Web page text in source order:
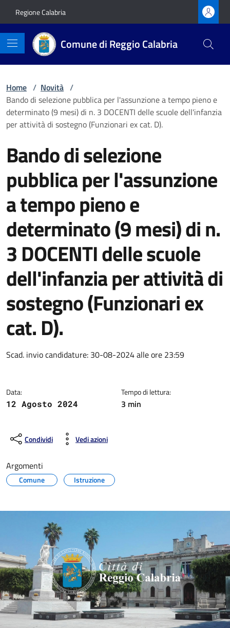
Regione Calabria
Comune di Reggio Calabria
Home / Novità /
Bando di selezione pubblica per l'assunzione a tempo pieno e
determinato (9 mesi) di n. 3 DOCENTI delle scuole dell'infanzia
per attività di sostegno (Funzionari ex cat. D).
Bando di selezione
pubblica per l'assunzione
a tempo pieno e
determinato (9 mesi) di n.
3 DOCENTI delle scuole
dell'infanzia per attività di
sostegno (Funzionari ex
cat. D).
Dettagli della notizia
Scad. invio candidature: 30-08-2024 alle ore 23:59
Data:
12 Agosto 2024
Tempo di lettura:
3 min
Condividi Vedi azioni
Argomenti
Comune Istruzione